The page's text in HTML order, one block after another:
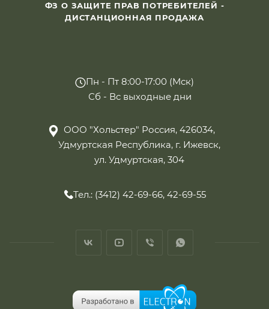
ФЗ О ЗАЩИТЕ ПРАВ ПОТРЕБИТЕЛЕЙ -
ДИСТАНЦИОННАЯ ПРОДАЖА
Пн - Пт 8:00-17:00 (Мск)
Сб - Вс выходные дни
ООО "Хольстер" Россия, 426034,
Удмуртская Республика, г. Ижевск,
ул. Удмуртская, 304
Тел.: (3412) 42-69-66, 42-69-55